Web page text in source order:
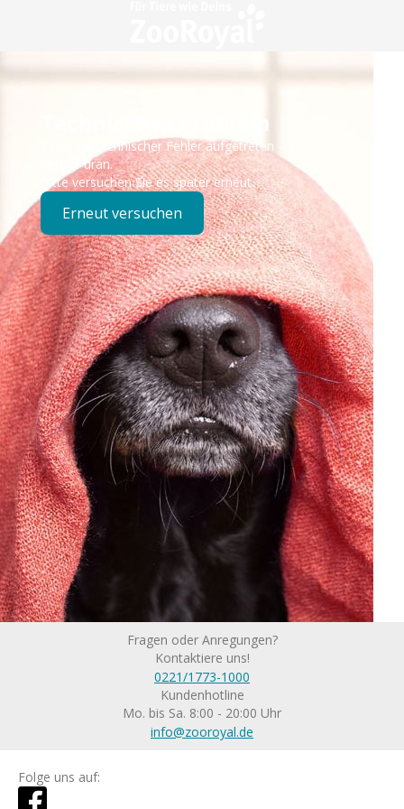
Technisches Problem
Es ist ein technischer Fehler aufgetreten – wir sind
bereits dran.
Bitte versuchen Sie es später erneut.
Erneut versuchen
Fragen oder Anregungen?
Kontaktiere uns!
0221/1773-1000
Kundenhotline
Mo. bis Sa. 8:00 - 20:00 Uhr
info@zooroyal.de
Folge uns auf: